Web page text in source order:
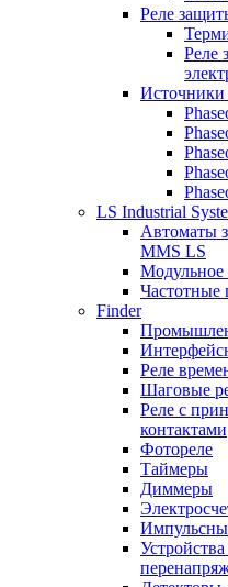
Реле
Реле
Источники
LS Industrial
Автоматы
MMS LS
Модульное
Частотные
Finder
Реле
Шаговые
Реле с
контактами
Фотореле
Таймеры
Диммеры